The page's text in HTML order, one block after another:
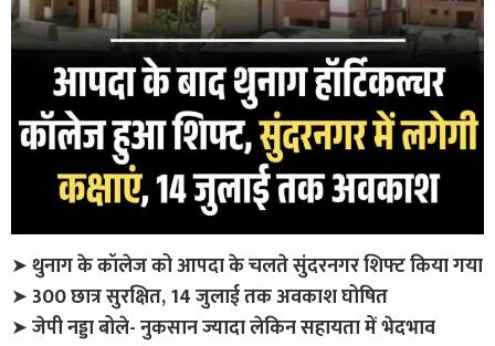
➤थुनाग के कॉलेज को आपदा के चलते सुंदरनगर शिफ्ट किया गया
➤300 छात्र सुरक्षित, 14 जुलाई तक अवकाश घोषित
➤जेपी नड्डा बोले- नुकसान ज्यादा लेकिन सहायता में भेदभाव